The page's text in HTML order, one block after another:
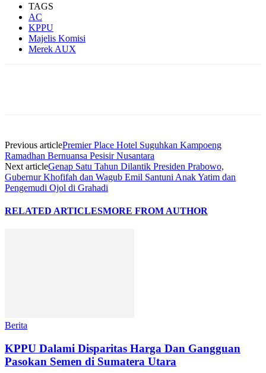
TAGS
AC
KPPU
Majelis Komisi
Merek AUX
Previous articlePremier Place Hotel Suguhkan Kampoeng
Ramadhan Bernuansa Pesisir Nusantara
Next articleGenap Satu Tahun Dilantik Presiden Prabowo,
Gubernur Khofifah dan Wagub Emil Santuni Anak Yatim dan
Pengemudi Ojol di Grahadi
RELATED ARTICLESMORE FROM AUTHOR
Berita
KPPU Dalami Disparitas Harga Dan Gangguan
Pasokan Semen di Sumatera Utara